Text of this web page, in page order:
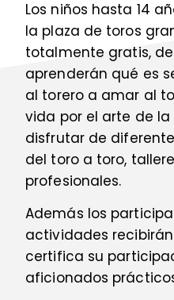
Los niños hasta 14
la plaza de toros
totalmente gratis,
aprenderán qué es
al torero a amar al
vida por el arte de
disfrutar de
del toro a toro,
profesionales.
Además los
actividades
certifica su
aficionados